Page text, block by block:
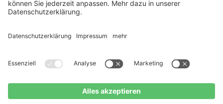
Social
Facebook
Youtube